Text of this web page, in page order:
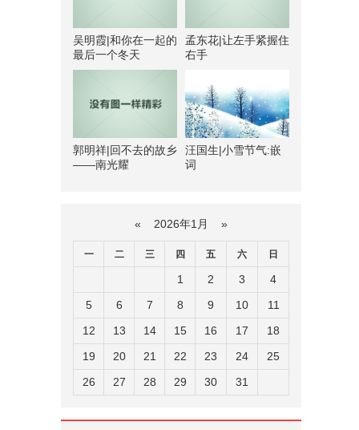
吴明霞|和你在一起的
最后一个冬天
孟东花|让左手紧握住
右手
郭明祥|回不去的故乡
——南光耀
汪国生|小雪节气:嵌
词
« 2026年1月 »
一 二 三 四 五 六 日
1 2 3
4
5
6 7 8 9 10
11
12
13 14 15 16 17
18
19
20 21 22 23 24
25
26
27 28 29 30 31